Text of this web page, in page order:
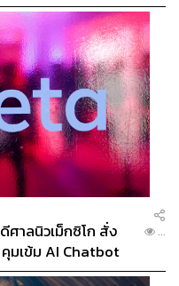
ศาลนิวเม็กซิโก สั่ง
มเข้ม AI Chatbot
...